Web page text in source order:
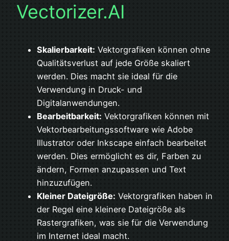
Vectorizer.AI
Skalierbarkeit: Vektorgrafiken können ohne
Qualitätsverlust auf jede Größe skaliert
werden. Dies macht sie ideal für die
Verwendung in Druck- und
Digitalanwendungen.
Bearbeitbarkeit: Vektorgrafiken können mit
Vektorbearbeitungssoftware wie Adobe
Illustrator oder Inkscape einfach bearbeitet
werden. Dies ermöglicht es dir, Farben zu
ändern, Formen anzupassen und Text
hinzuzufügen.
Kleiner Dateigröße: Vektorgrafiken haben in
der Regel eine kleinere Dateigröße als
Rastergrafiken, was sie für die Verwendung
im Internet ideal macht.